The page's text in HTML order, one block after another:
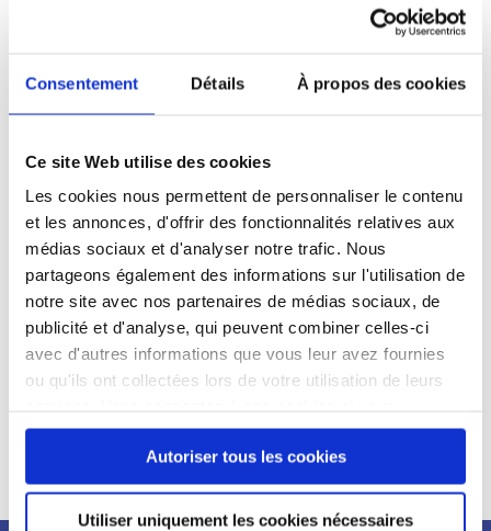
Consentement Détails À propos des cookies
Ce site Web utilise des cookies
Les cookies nous permettent de personnaliser le contenu
et les annonces, d'offrir des fonctionnalités relatives aux
médias sociaux et d'analyser notre trafic. Nous
partageons également des informations sur l'utilisation de
notre site avec nos partenaires de médias sociaux, de
publicité et d'analyse, qui peuvent combiner celles-ci
avec d'autres informations que vous leur avez fournies
ou qu'ils ont collectées lors de votre utilisation de leurs
continuez à utiliser notre site Web.
Autoriser tous les cookies
Utiliser uniquement les cookies nécessaires
candidat
Qualifications et diplômes :
Profil recherché :
Expérience :
Processus
de
recrutement